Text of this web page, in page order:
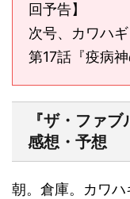
回予告】
次号、カワハ
第17話『疫病
『ザ・ファ
感想・予想
朝。倉庫。カワ